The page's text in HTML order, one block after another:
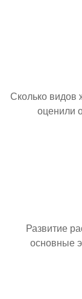
Сколько видов
оценили
Развитие
основные